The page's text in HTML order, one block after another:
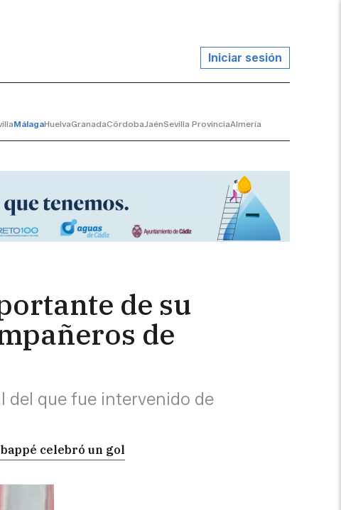
Iniciar sesión
MálagaHuelvaGranadaCórdobaJaénSevilla ProvinciaAlmería
de su
de
del que fue intervenido de
celebró un gol